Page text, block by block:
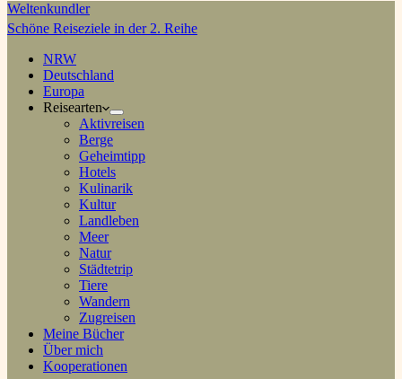
Weltenkundler
Schöne Reiseziele in der 2. Reihe
NRW
Deutschland
Europa
Reisearten
Aktivreisen
Berge
Geheimtipp
Hotels
Kulinarik
Kultur
Landleben
Meer
Natur
Städtetrip
Tiere
Wandern
Zugreisen
Meine Bücher
Über mich
Kooperationen